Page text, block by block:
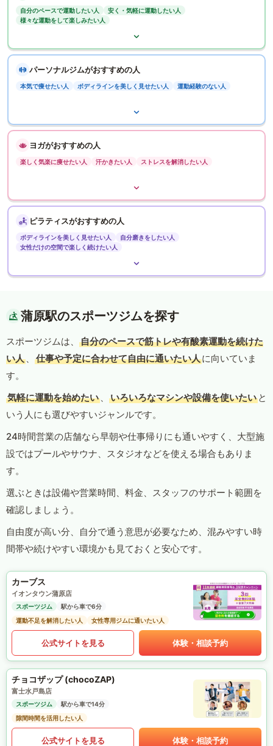
自分のペースで運動したい人
安く・気軽に運動したい人
様々な運動をして楽しみたい人
パーソナルジムがおすすめの人
本気で痩せたい人 ボディラインを美しく見せたい人 運動経験のない人
ヨガがおすすめの人
楽しく気楽に痩せたい人 汗かきたい人 ストレスを解消したい人
ピラティスがおすすめの人
ボディラインを美しく見せたい人
自分磨きをしたい人
女性だけの空間で楽しく続けたい人
蒲原駅のスポーツジムを探す
スポーツジムは、
自分のペースで筋トレや有酸素運動を続けた
い人 、 仕事や予定に合わせて自由に通いたい人に向いていま
す。
気軽に運動を始めたい 、 いろいろなマシンや設備を使いたい と
いう人にも選びやすいジャンルです。
24時間営業の店舗なら早朝や仕事帰りにも通いやすく、大型施
設ではプールやサウナ、スタジオなどを使える場合もありま
す。
選ぶときは設備や営業時間、料金、スタッフのサポート範囲を
確認しましょう。
自由度が高い分、自分で通う意思が必要なため、混みやすい時
間帯や続けやすい環境かも見ておくと安心です。
カーブス
イオンタウン蒲原店
スポーツジム
駅から車で6分
運動不足を解消したい人
女性専用ジムに通いたい人
公式サイトを見る 体験・相談予約
チョコザップ (chocoZAP)
富士水戸島店
スポーツジム
駅から車で14分
隙間時間を活用したい人
公式サイトを見る 体験・相談予約